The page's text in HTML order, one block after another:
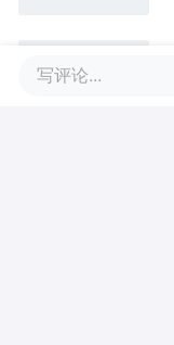
写评论...